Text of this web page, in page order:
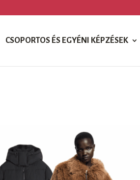
CSOPORTOS ÉS EGYÉNI KÉPZÉSEK